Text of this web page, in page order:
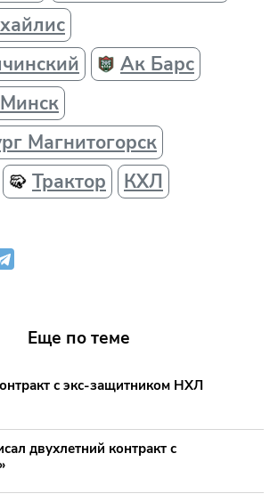
Ак Барс
Магнитогорск
Трактор
КХЛ
Еще по теме
с экс-защитником НХЛ
двухлетний контракт с